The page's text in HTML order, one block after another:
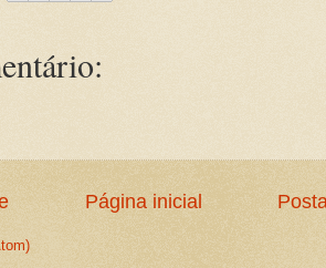
Página inicial